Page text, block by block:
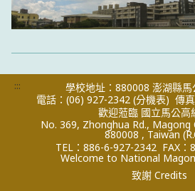
:::
學校地址：880008 澎湖縣馬
電話：(06) 927-2342 (分機表) 傳
歡迎蒞臨 國立馬公高
No. 369, Zhonghua Rd., Magong
880008 , Taiwan
TEL：886-6-927-2342 FAX：
Welcome to National
致謝 Credits